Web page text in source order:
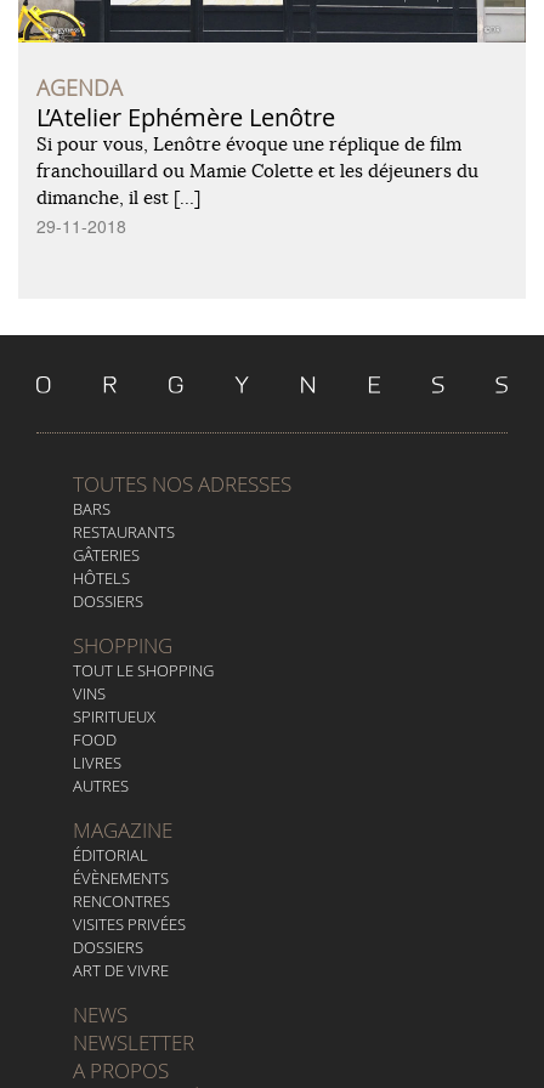
AGENDA
L’Atelier Ephémère Lenôtre
Si pour vous, Lenôtre évoque une réplique de film
franchouillard ou Mamie Colette et les déjeuners du
dimanche, il est […]
29-11-2018
TOUTES NOS ADRESSES
BARS
RESTAURANTS
GÂTERIES
HÔTELS
DOSSIERS
SHOPPING
TOUT LE SHOPPING
VINS
SPIRITUEUX
FOOD
LIVRES
AUTRES
MAGAZINE
ÉDITORIAL
ÉVÈNEMENTS
RENCONTRES
VISITES PRIVÉES
DOSSIERS
ART DE VIVRE
NEWS
NEWSLETTER
A PROPOS